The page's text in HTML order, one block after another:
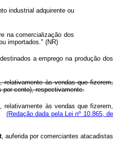
industrial adquirente ou
na comercialização dos
importados." (NR)
a emprego na produção dos
relativamente às vendas que fizerem,
por cento), respectivamente.
, relativamente às vendas que fizerem,
(Redação dada pela Lei nº 10.865, de
, auferida por comerciantes atacadistas